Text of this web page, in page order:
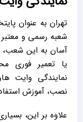
تهران به عنوان
شعبه رسمی و
آسان به این شعب،
یا تعمیر فوری
نمایندگی وایت
نصب، آموزش
علاوه بر این،